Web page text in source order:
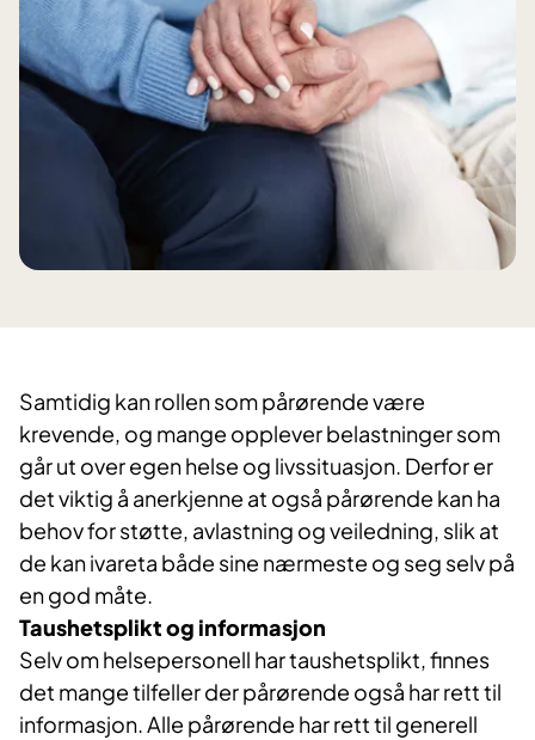
Samtidig kan rollen som pårørende være
krevende, og mange opplever belastninger som
går ut over egen helse og livssituasjon. Derfor er
det viktig å anerkjenne at også pårørende kan ha
behov for støtte, avlastning og veiledning, slik at
de kan ivareta både sine nærmeste og seg selv på
en god måte.
Taushetsplikt og informasjon
Selv om helsepersonell har taushetsplikt, finnes
det mange tilfeller der pårørende også har rett til
informasjon. Alle pårørende har rett til generell